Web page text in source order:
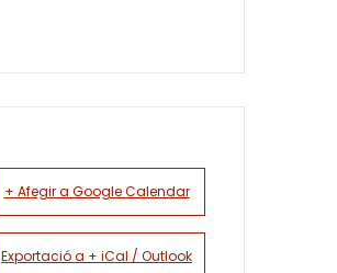
+ Afegir a Google Calendar
Exportació a + iCal / Outlook